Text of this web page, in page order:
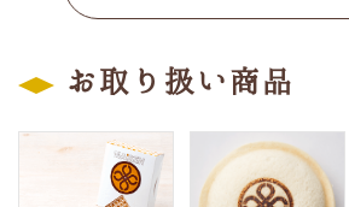
お取り扱い商品